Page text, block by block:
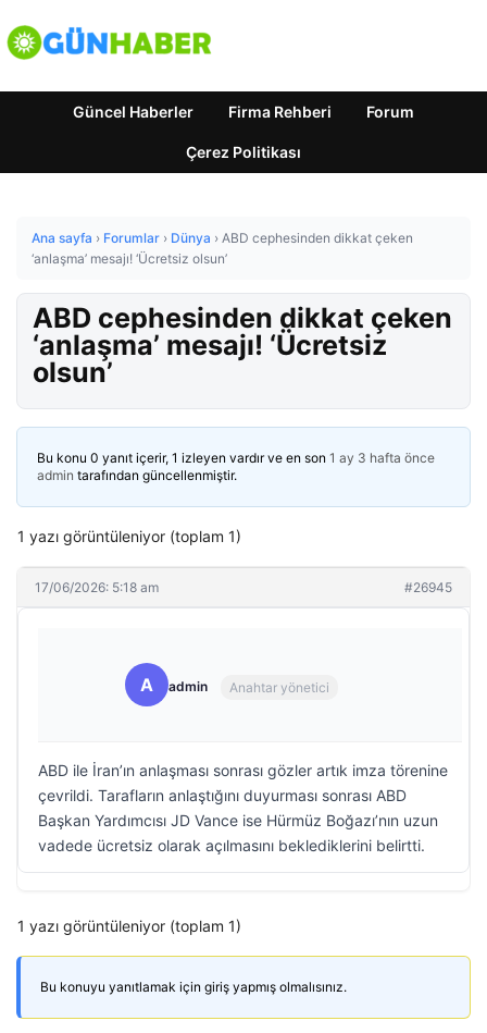
Güncel Haberler Firma Rehberi Forum
Çerez Politikası
Ana sayfa › Forumlar › Dünya › ABD cephesinden dikkat çeken
‘anlaşma’ mesajı! ‘Ücretsiz olsun’
ABD cephesinden dikkat çeken
‘anlaşma’ mesajı! ‘Ücretsiz
olsun’
Bu konu 0 yanıt içerir, 1 izleyen vardır ve en son 1 ay 3 hafta önce
admin tarafından güncellenmiştir.
1 yazı görüntüleniyor (toplam 1)
17/06/2026: 5:18 am #26945
A admin Anahtar yönetici
ABD ile İran’ın anlaşması sonrası gözler artık imza törenine
çevrildi. Tarafların anlaştığını duyurması sonrası ABD
Başkan Yardımcısı JD Vance ise Hürmüz Boğazı’nın uzun
vadede ücretsiz olarak açılmasını beklediklerini belirtti.
1 yazı görüntüleniyor (toplam 1)
Bu konuyu yanıtlamak için giriş yapmış olmalısınız.